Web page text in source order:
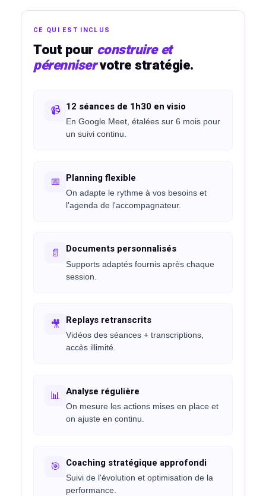
CE QUI EST INCLUS
Tout pour construire et
pérenniservotre stratégie.
📹 12 séances de 1h30 en visio
En Google Meet, étalées sur 6 mois pour
un suivi continu.
📅 Planning flexible
On adapte le rythme à vos besoins et
l'agenda de l'accompagnateur.
📄 Documents personnalisés
Supports adaptés fournis après chaque
session.
🎥 Replays retranscrits
Vidéos des séances + transcriptions,
accès illimité.
📊 Analyse régulière
On mesure les actions mises en place et
on ajuste en continu.
🎯 Coaching stratégique approfondi
Suivi de l'évolution et optimisation de la
performance.